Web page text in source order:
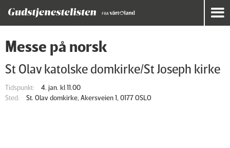
Messe på norsk
St Olav katolske domkirke/St Joseph kirke
Tidspunkt:
4. jan. kl 11.00
Sted:
St. Olav domkirke, Akersveien 1, 0177 OSLO